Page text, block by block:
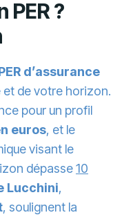
?
d’assurance
et de votre horizon.
pour un profil
euros, et le
visant le
dépasse10
Lucchini,
, soulignent la